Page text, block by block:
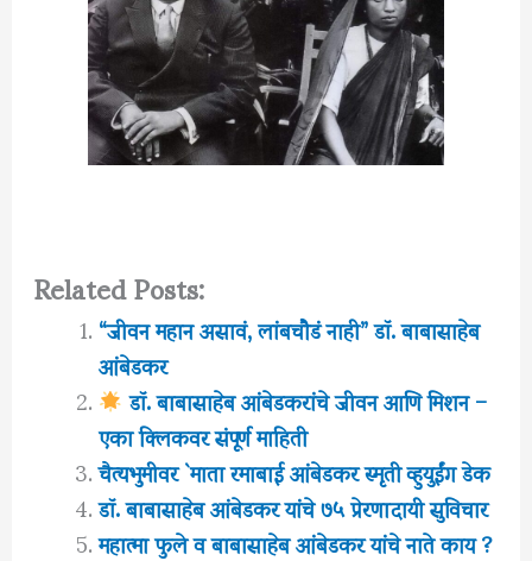
Related Posts:
“जीवन महान असावं, लांबचौडं नाही” डॉ. बाबासाहेब
आंबेडकर
डॉ. बाबासाहेब आंबेडकरांचे जीवन आणि मिशन –
एका क्लिकवर संपूर्ण माहिती
चैत्यभुमीवर `माता रमाबाई आंबेडकर स्मृती व्हुयुईंग डेक
डॉ. बाबासाहेब आंबेडकर यांचे ७५ प्रेरणादायी सुविचार
महात्मा फुले व बाबासाहेब आंबेडकर यांचे नाते काय ?